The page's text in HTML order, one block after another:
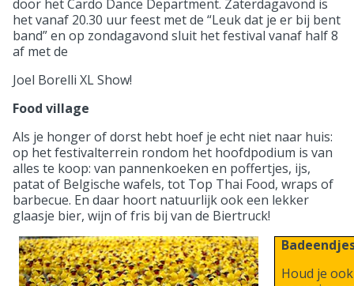
door het Cardo Dance Department. Zaterdagavond is
het vanaf 20.30 uur feest met de “Leuk dat je er bij bent
band” en op zondagavond sluit het festival vanaf half 8
af met de
Joel Borelli XL Show!
Food village
Als je honger of dorst hebt hoef je echt niet naar huis:
op het festivalterrein rondom het hoofdpodium is van
alles te koop: van pannenkoeken en poffertjes, ijs,
patat of Belgische wafels, tot Top Thai Food, wraps of
barbecue. En daar hoort natuurlijk ook een lekker
glaasje bier, wijn of fris bij van de Biertruck!
Houd je